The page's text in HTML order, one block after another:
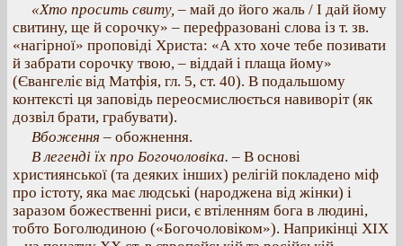
«Хто просить свиту, – май до його жаль / І дай йому
свитину, ще й сорочку» – перефразовані слова із т. зв.
«нагірної» проповіді Христа: «А хто хоче тебе позивати
й забрати сорочку твою, – віддай і плаща йому»
(Євангеліє від Матфія, гл. 5, ст. 40). В подальшому
контексті ця заповідь переосмислюється навиворіт (як
дозвіл брати, грабувати).
Вбоження – обожнення.
В легенді їх про Богочоловіка. – В основі
християнської (та деяких інших) релігій покладено міф
про істоту, яка має людські (народжена від жінки) і
заразом божественні риси, є втіленням бога в людині,
тобто Боголюдиною («Богочоловіком»). Наприкінці XIX